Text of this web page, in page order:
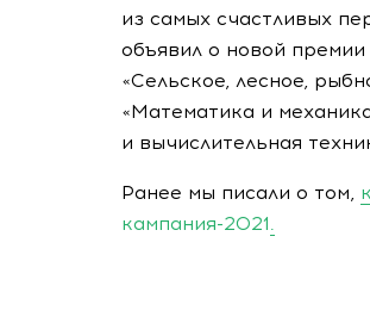
из самых счастливых
объявил о новой
«Сельское, лесное,
«Математика и
и вычислительная
Ранее мы писали о том,
кампания-2021.